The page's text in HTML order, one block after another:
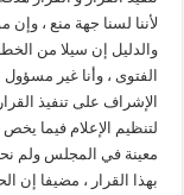
لأننا لسنا جهة منع ،
والدليل إن سيلا من
الفتوى ، وأنا غير
الإشراف على تنفيذ
لتنظيم الإعلام فيما
معينة في المجلس ولم
بهذا القرار ، مضيفا إن